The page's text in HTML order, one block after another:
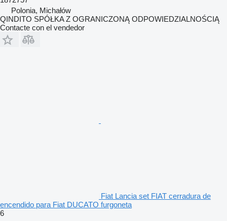
Polonia, Michałów
QINDITO SPÓŁKA Z OGRANICZONĄ ODPOWIEDZIALNOŚCIĄ
Contacte con el vendedor
Fiat Lancia set FIAT cerradura de
encendido para Fiat DUCATO furgoneta
6